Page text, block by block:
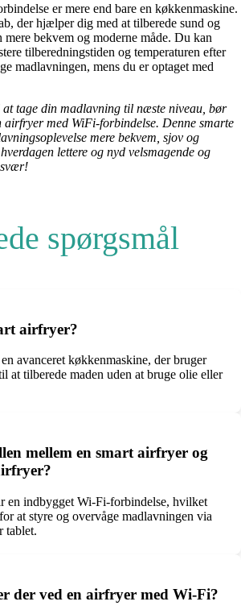
er mere end bare en køkkenmaskine.
der hjælper dig med at tilberede sund og
mere bekvem og moderne måde. Du kan
tilberedningstiden og temperaturen efter
madlavningen, mens du er optaget med
at tage din madlavning til næste niveau, bør
airfryer med WiFi-forbindelse. Denne smarte
mere bekvem, sjov og
lettere og nyd velsmagende og
spørgsmål
airfryer?
avanceret køkkenmaskine, der bruger
at tilberede maden uden at bruge olie eller
mellem en smart airfryer og
en indbygget Wi-Fi-forbindelse, hvilket
at styre og overvåge madlavningen via
tablet.
der ved en airfryer med Wi-Fi?